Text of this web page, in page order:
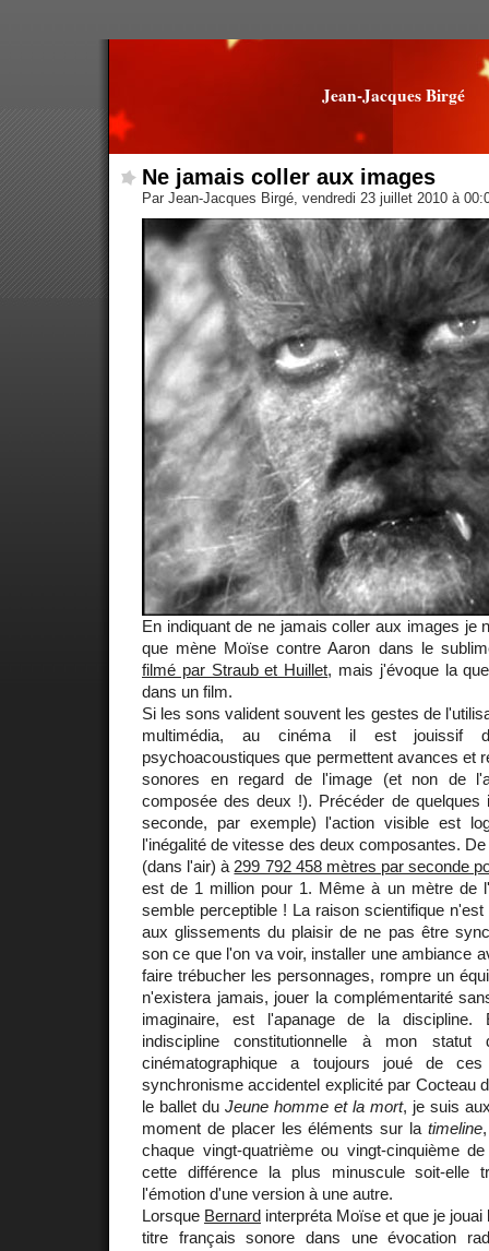
Jean-Jacques Birgé
Ne jamais coller aux images
Par Jean-Jacques Birgé, vendredi 23 juillet 2010 à
En indiquant de ne jamais coller aux images je
que mène Moïse contre Aaron dans le
filmé par Straub et Huillet, mais j'évoque la
dans un film.
Si les sons valident souvent les gestes de
multimédia, au cinéma il est jouissif
psychoacoustiques que permettent avances et
sonores en regard de l'image (et non de
composée des deux !). Précéder de quelques
seconde, par exemple) l'action visible est
l'inégalité de vitesse des deux composantes.
(dans l'air) à 299 792 458 mètres par seconde
est de 1 million pour 1. Même à un mètre de
semble perceptible ! La raison scientifique
aux glissements du plaisir de ne pas être
son ce que l'on va voir, installer une ambiance
faire trébucher les personnages, rompre un
n'existera jamais, jouer la complémentarité
imaginaire, est l'apanage de la discipline.
indiscipline constitutionnelle à mon statut
cinématographique a toujours joué de
synchronisme accidentel explicité par Cocteau
le ballet du Jeune homme et la mort, je suis
moment de placer les éléments sur la timeline
chaque vingt-quatrième ou vingt-cinquième
cette différence la plus minuscule soit-elle
l'émotion d'une version à une autre.
Lorsque Bernard interpréta Moïse et que je
titre français sonore dans une évocation